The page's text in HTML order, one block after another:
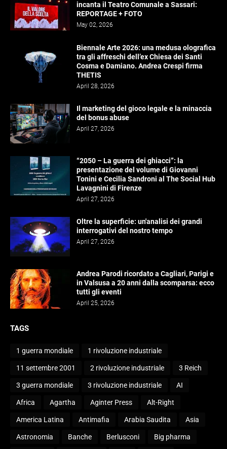
incanta il Teatro Comunale a Sassari:
REPORTAGE + FOTO
May 02, 2026
Biennale Arte 2026: una medusa olografica
tra gli affreschi dell’ex Chiesa dei Santi
Cosma e Damiano. Andrea Crespi firma
THETIS
April 28, 2026
Il marketing del gioco legale e la minaccia
del bonus abuse
April 27, 2026
“2050 – La guerra dei ghiacci”: la
presentazione del volume di Giovanni
Tonini e Cecilia Sandroni al The Social Hub
Lavagnini di Firenze
April 27, 2026
Oltre la superficie: un'analisi dei grandi
interrogativi del nostro tempo
April 27, 2026
Andrea Parodi ricordato a Cagliari, Parigi e
in Valsusa a 20 anni dalla scomparsa: ecco
tutti gli eventi
April 25, 2026
TAGS
1 guerra mondiale 1 rivoluzione industriale
11 settembre 2001 2 rivoluzione industriale 3 Reich
3 guerra mondiale 3 rivoluzione industriale AI
Africa Agartha Aginter Press Alt-Right
America Latina Antimafia Arabia Saudita Asia
Astronomia Banche Berlusconi Big pharma